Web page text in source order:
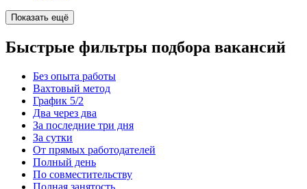
Показать ещё
Быстрые фильтры подбора вакансий
Без опыта работы
Вахтовый метод
График 5/2
Два через два
За последние три дня
За сутки
От прямых работодателей
Полный день
По совместительству
Полная занятость